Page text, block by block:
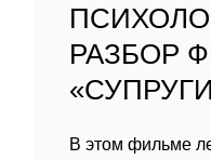
РАЗБОР
В этом фильме